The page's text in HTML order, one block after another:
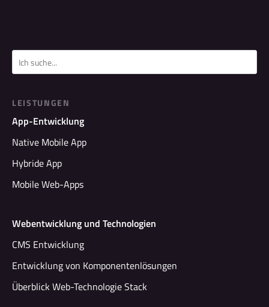
LEISTUNGEN
App-Entwicklung
Native Mobile App
Hybride App
Mobile Web-Apps
Webentwicklung und Technologien
CMS Entwicklung
Entwicklung von Komponentenlösungen
Überblick Web-Technologie Stack